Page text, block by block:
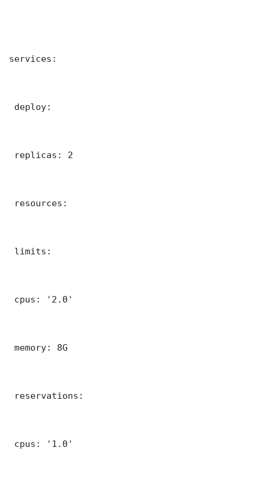
services:
deploy:
replicas: 2
resources:
limits:
cpus: '2.0'
memory: 8G
reservations:
cpus: '1.0'